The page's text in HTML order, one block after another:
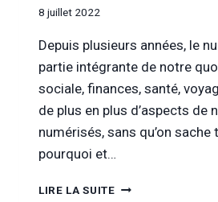
8 juillet 2022
Depuis plusieurs années, le
partie intégrante de notre
sociale, finances, santé,
de plus en plus d’aspects de
numérisés, sans qu’on
pourquoi et…
LIRE LA SUITE[INFOR